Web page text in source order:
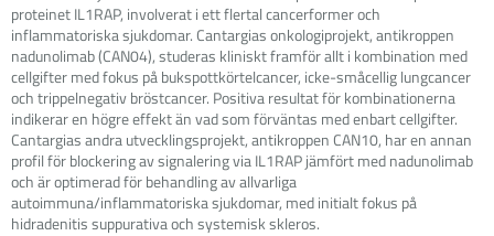
proteinet IL1RAP, involverat i ett flertal cancerformer och
inflammatoriska sjukdomar. Cantargias onkologiprojekt, antikroppen
nadunolimab (CAN04), studeras kliniskt framför allt i kombination med
cellgifter med fokus på bukspottkörtelcancer, icke-småcellig lungcancer
och trippelnegativ bröstcancer. Positiva resultat för kombinationerna
indikerar en högre effekt än vad som förväntas med enbart cellgifter.
Cantargias andra utvecklingsprojekt, antikroppen CAN10, har en annan
profil för blockering av signalering via IL1RAP jämfört med nadunolimab
och är optimerad för behandling av allvarliga
autoimmuna/inflammatoriska sjukdomar, med initialt fokus på
hidradenitis suppurativa och systemisk skleros.